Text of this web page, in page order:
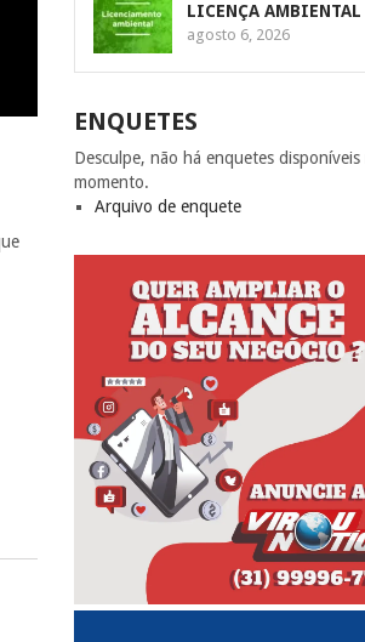
LICENÇA AMBIENTAL
agosto 6, 2026
ENQUETES
Desculpe, não há enquetes disponíveis
momento.
Arquivo de enquete